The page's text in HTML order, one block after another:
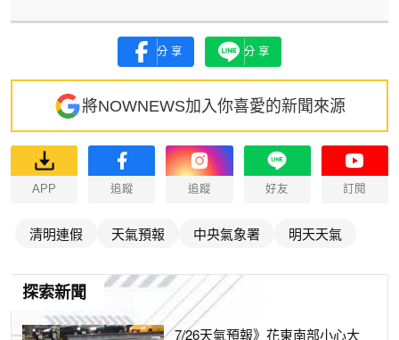
分享 分享
將NOWNEWS加入你喜愛的新聞來源
APP 追蹤 追蹤 好友 訂閱
清明連假 天氣預報 中央氣象署 明天天氣
探索新聞
7/26天氣預報》花東南部小心大